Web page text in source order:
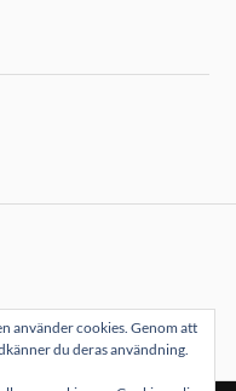
använder cookies. Genom att
du deras användning.